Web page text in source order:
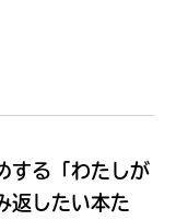
する 「わたしが
返したい本た